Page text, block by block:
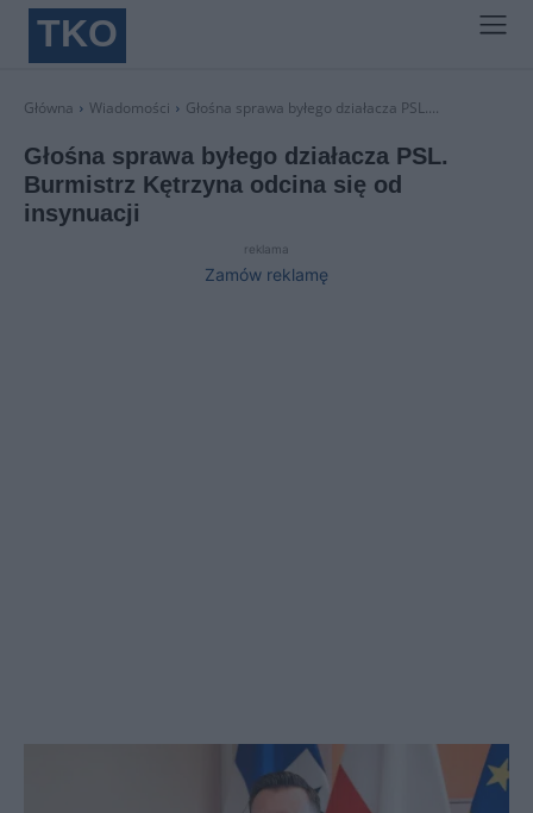
TKO
Główna Wiadomości Głośna sprawa byłego działacza PSL....
Głośna sprawa byłego działacza PSL.
Burmistrz Kętrzyna odcina się od
insynuacji
reklama
Zamów reklamę